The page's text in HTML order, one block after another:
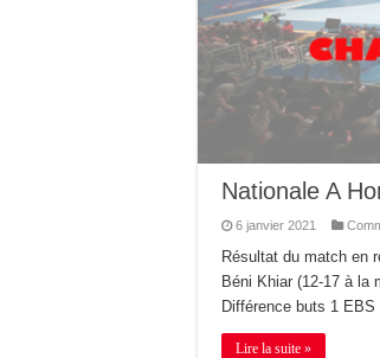
Nationale A
6 janvier 2021
Résultat du match en
Béni Khiar (12-17 à la
Différence buts 1
Lire la suite »